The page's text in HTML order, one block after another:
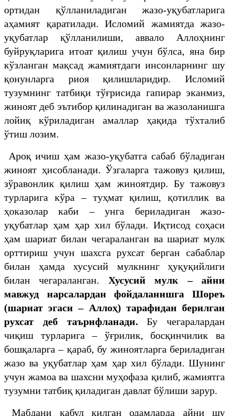
ортидан қўлланиладиган жазо-уқубатларига
аҳамият қаратилади. Исломий жамиятда жазо-
уқубатлар қўлланилиши, аввало Аллоҳнинг
буйруқларига итоат қилиш учун бўлса, яна бир
кўзланган мақсад жамиятдаги инсонларнинг шу
қонунларга риоя қилишларидир. Исломий
тузумнинг татбиқи тўғрисида гапирар эканмиз,
жиноят деб эътибор қилинадиган ва жазоланишга
лойиқ кўриладиган амаллар ҳақида тўхталиб
ўтиш лозим.
Ароқ ичиш ҳам жазо-уқубатга сабаб бўладиган
жиноят ҳисобланади. Ўзгаларга тажовуз қилиш,
зўравонлик қилиш ҳам жиноятдир. Бу тажовуз
турларига кўра – туҳмат қилиш, қотиллик ва
ҳоказолар каби – унга бериладиган жазо-
уқубатлар ҳам ҳар хил бўлади. Иқтисод соҳаси
ҳам шариат билан чегараланган ва шариат мулк
орттириш учун шахсга рухсат берган сабаблар
билан ҳамда хусусий мулкнинг ҳуқуқийлиги
билан чегараланган. Хусусий мулк – айни
мавжуд нарсалардан фойдаланишга Шореъ
(шариат эгаси – Аллоҳ) тарафидан берилган
рухсат деб таърифланади.Бу чегаралардан
чиқиш турларига – ўғрилик, босқинчилик ва
бошқаларга – қараб, бу жиноятларга бериладиган
жазо ва уқубатлар ҳам ҳар хил бўлади. Шунинг
учун жамоа ва шахсни муҳофаза қилиб, жамиятга
тузумни татбиқ қиладиган давлат бўлиши зарур.
Мабдани қабул қилган одамларда айни шу